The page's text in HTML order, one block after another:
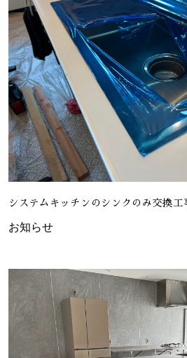
システムキッチンのシンクのみ交換工
お知らせ